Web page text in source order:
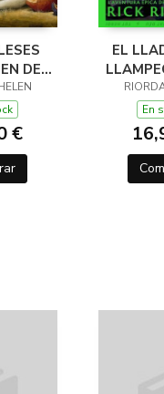
DE
€
EL
DÉUS DE
En